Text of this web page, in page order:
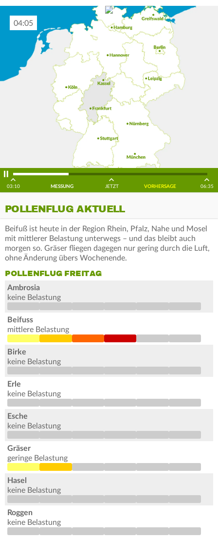
04:10
03:10 MESSUNG JETZT VORHERSAGE 06:35
POLLENFLUG AKTUELL
Beifuß ist heute in der Region Rhein, Pfalz, Nahe und Mosel
mit mittlerer Belastung unterwegs – und das bleibt auch
morgen so. Gräser fliegen dagegen nur gering durch die Luft,
ohne Änderung übers Wochenende.
POLLENFLUG FREITAG
Ambrosia
keine Belastung
Beifuss
mittlere Belastung
Birke
keine Belastung
Erle
keine Belastung
Esche
keine Belastung
Gräser
geringe Belastung
Hasel
keine Belastung
Roggen
keine Belastung